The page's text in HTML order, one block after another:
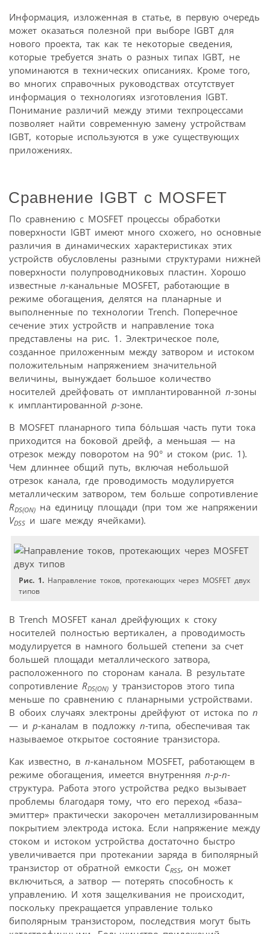
Информация, изложенная в статье, в первую очередь
может оказаться полезной при выборе IGBT для
нового проекта, так как те некоторые сведения,
которые требуется знать о разных типах IGBT, не
упоминаются в технических описаниях. Кроме того,
во многих справочных руководствах отсутствует
информация о технологиях изготовления IGBT.
Понимание различий между этими техпроцессами
позволяет найти современную замену устройствам
IGBT, которые используются в уже существующих
приложениях.
Сравнение IGBT с MOSFET
По сравнению с MOSFET процессы обработки
поверхности IGBT имеют много схожего, но основные
различия в динамических характеристиках этих
устройств обусловлены разными структурами нижней
поверхности полупроводниковых пластин. Хорошо
известные n-канальные MOSFET, работающие в
режиме обогащения, делятся на планарные и
выполненные по технологии Trench. Поперечное
сечение этих устройств и направление тока
представлены на рис. 1. Электрическое поле,
созданное приложенным между затвором и истоком
положительным напряжением значительной
величины, вынуждает большое количество
носителей дрейфовать от имплантированной n-зоны
к имплантированной p-зоне.
В MOSFET планарного типа бóльшая часть пути тока
приходится на боковой дрейф, а меньшая — на
отрезок между поворотом на 90° и стоком (рис. 1).
Чем длиннее общий путь, включая небольшой
отрезок канала, где проводимость модулируется
металлическим затвором, тем больше сопротивление
RDS(ON) на единицу площади (при том же напряжении
VDSS и шаге между ячейками).
Рис. 1. Направление токов, протекающих через MOSFET двух
типов
В Trench MOSFET канал дрейфующих к стоку
носителей полностью вертикален, а проводимость
модулируется в намного большей степени за счет
большей площади металлического затвора,
расположенного по сторонам канала. В результате
сопротивление RDS(ON) у транзисторов этого типа
меньше по сравнению с планарными устройствами.
В обоих случаях электроны дрейфуют от истока по n
— и p-каналам в подложку n-типа, обеспечивая так
называемое открытое состояние транзистора.
Как известно, в n-канальном MOSFET, работающем в
режиме обогащения, имеется внутренняя n-p-n-
структура. Работа этого устройства редко вызывает
проблемы благодаря тому, что его переход «база–
эмиттер» практически закорочен металлизированным
покрытием электрода истока. Если напряжение между
стоком и истоком устройства достаточно быстро
увеличивается при протекании заряда в биполярный
транзистор от обратной емкости CRSS, он может
включиться, а затвор — потерять способность к
управлению. И хотя защелкивания не происходит,
поскольку прекращается управление только
биполярным транзистором, последствия могут быть